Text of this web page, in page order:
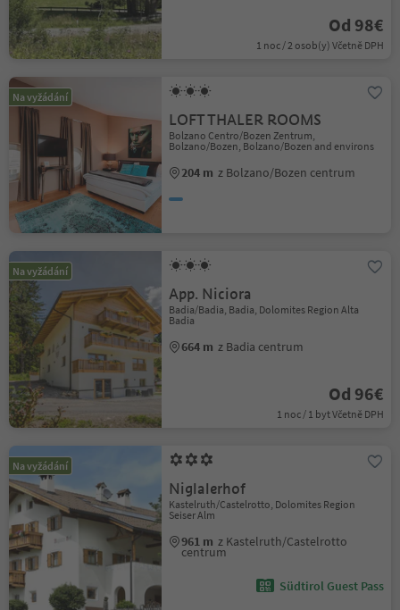
Od 98€
1 noc / 2 osob(y) Včetně DPH
Na vyžádání
LOFT THALER ROOMS
Bolzano Centro/Bozen Zentrum,
Bolzano/Bozen, Bolzano/Bozen and environs
204 m z Bolzano/Bozen centrum
Na vyžádání
App. Niciora
Badia/Badia, Badia, Dolomites Region Alta
Badia
664 m z Badia centrum
Od 96€
1 noc / 1 byt Včetně DPH
Na vyžádání
Niglalerhof
Kastelruth/Castelrotto, Dolomites Region
Seiser Alm
961 m z Kastelruth/Castelrotto
centrum
Südtirol Guest Pass